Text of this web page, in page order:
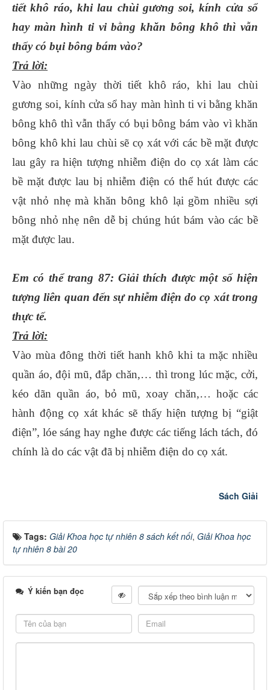
tiết khô ráo, khi lau chùi gương soi, kính cửa sổ
hay màn hình ti vi bằng khăn bông khô thì vẫn
thấy có bụi bông bám vào?
Trả lời:
Vào những ngày thời tiết khô ráo, khi lau chùi
gương soi, kính cửa sổ hay màn hình ti vi bằng khăn
bông khô thì vẫn thấy có bụi bông bám vào vì khăn
bông khô khi lau chùi sẽ cọ xát với các bề mặt được
lau gây ra hiện tượng nhiễm điện do cọ xát làm các
bề mặt được lau bị nhiễm điện có thể hút được các
vật nhỏ nhẹ mà khăn bông khô lại gồm nhiều sợi
bông nhỏ nhẹ nên dễ bị chúng hút bám vào các bề
mặt được lau.
Em có thể trang 87: Giải thích được một số hiện
tượng liên quan đến sự nhiễm điện do cọ xát trong
thực tế.
Trả lời:
Vào mùa đông thời tiết hanh khô khi ta mặc nhiều
quần áo, đội mũ, đắp chăn,… thì trong lúc mặc, cởi,
kéo dãn quần áo, bỏ mũ, xoay chăn,… hoặc các
hành động cọ xát khác sẽ thấy hiện tượng bị “giật
điện”, lóe sáng hay nghe được các tiếng lách tách, đó
chính là do các vật đã bị nhiễm điện do cọ xát.
Sách Giải
Tags: Giải Khoa học tự nhiên 8 sách kết nối, Giải Khoa học
tự nhiên 8 bài 20
Ý kiến bạn đọc